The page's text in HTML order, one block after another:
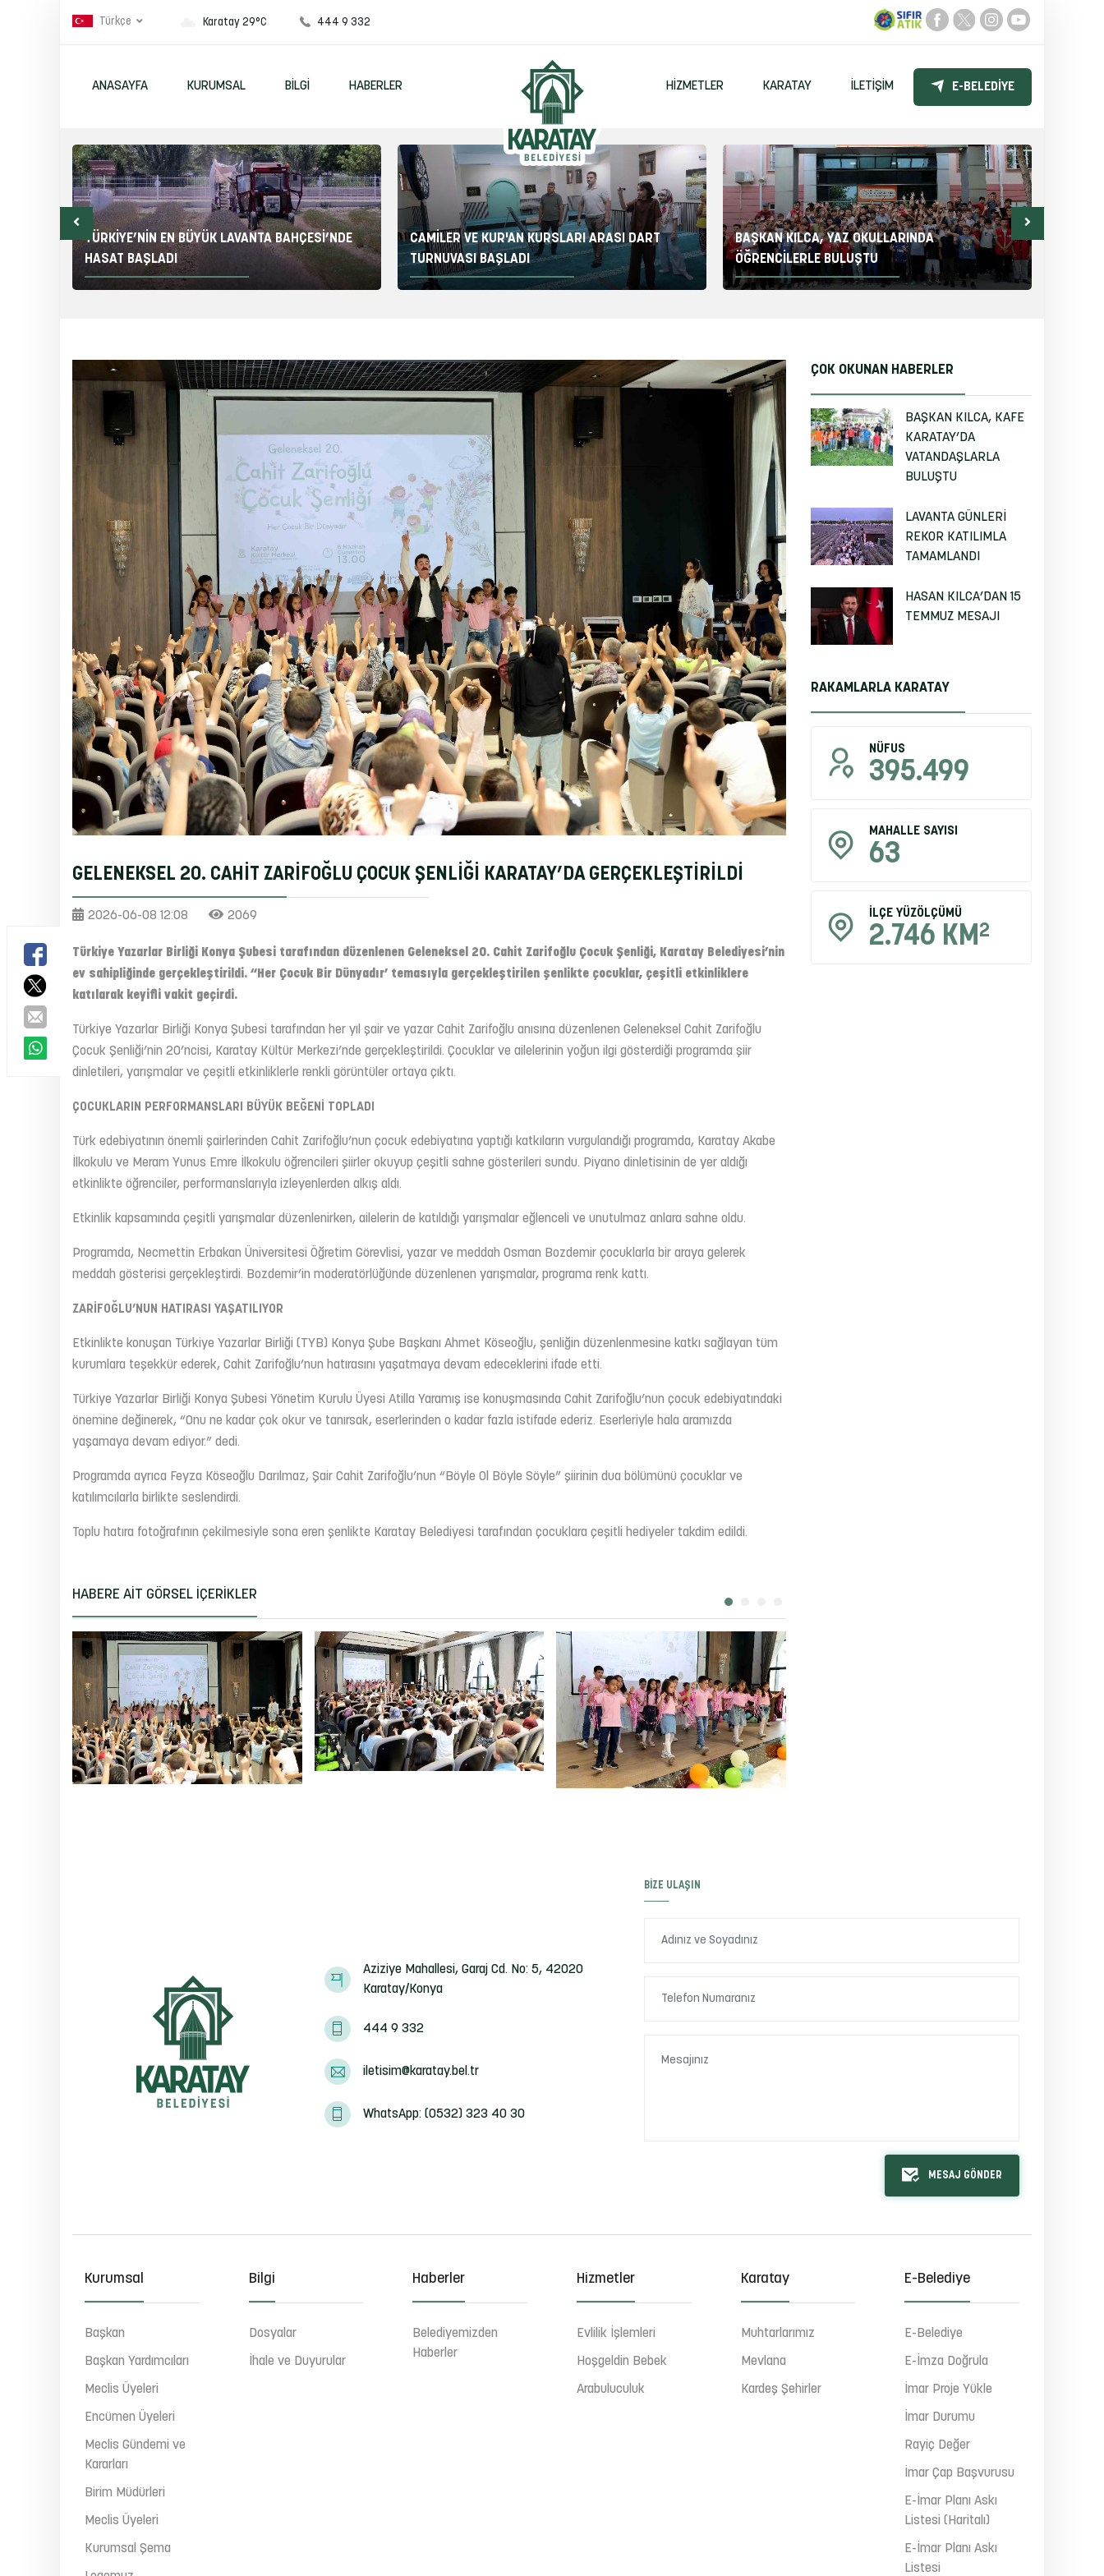
Türkçe Karatay 29°C 444 9 332
ANASAYFA KURUMSAL BILGI HABERLER HIZMETLER KARATAY İLETIŞIM E-BELEDIYE
TÜRKİYE’NİN EN BÜYÜK LAVANTA BAHÇESİ’NDE
HASAT BAŞLADI
CAMİLER VE KUR'AN KURSLARI ARASI DART
TURNUVASI BAŞLADI
BAŞKAN KILCA, YAZ OKULLARINDA
ÖĞRENCİLERLE BULUŞTU
GELENEKSEL 20. CAHİT ZARİFOĞLU ÇOCUK ŞENLİĞİ KARATAY’DA GERÇEKLEŞTİRİLDİ
2026-06-08 12:08 2069
Türkiye Yazarlar Birliği Konya Şubesi tarafından düzenlenen Geleneksel 20. Cahit Zarifoğlu Çocuk Şenliği, Karatay Belediyesi’nin
ev sahipliğinde gerçekleştirildi. “Her Çocuk Bir Dünyadır’ temasıyla gerçekleştirilen şenlikte çocuklar, çeşitli etkinliklere
katılarak keyifli vakit geçirdi.
Türkiye Yazarlar Birliği Konya Şubesi tarafından her yıl şair ve yazar Cahit Zarifoğlu anısına düzenlenen Geleneksel Cahit Zarifoğlu
Çocuk Şenliği’nin 20’ncisi, Karatay Kültür Merkezi’nde gerçekleştirildi. Çocuklar ve ailelerinin yoğun ilgi gösterdiği programda şiir
dinletileri, yarışmalar ve çeşitli etkinliklerle renkli görüntüler ortaya çıktı.
ÇOCUKLARIN PERFORMANSLARI BÜYÜK BEĞENİ TOPLADI
Türk edebiyatının önemli şairlerinden Cahit Zarifoğlu’nun çocuk edebiyatına yaptığı katkıların vurgulandığı programda, Karatay Akabe
İlkokulu ve Meram Yunus Emre İlkokulu öğrencileri şiirler okuyup çeşitli sahne gösterileri sundu. Piyano dinletisinin de yer aldığı
etkinlikte öğrenciler, performanslarıyla izleyenlerden alkış aldı.
Etkinlik kapsamında çeşitli yarışmalar düzenlenirken, ailelerin de katıldığı yarışmalar eğlenceli ve unutulmaz anlara sahne oldu.
Programda, Necmettin Erbakan Üniversitesi Öğretim Görevlisi, yazar ve meddah Osman Bozdemir çocuklarla bir araya gelerek
meddah gösterisi gerçekleştirdi. Bozdemir’in moderatörlüğünde düzenlenen yarışmalar, programa renk kattı.
ZARİFOĞLU’NUN HATIRASI YAŞATILIYOR
Etkinlikte konuşan Türkiye Yazarlar Birliği (TYB) Konya Şube Başkanı Ahmet Köseoğlu, şenliğin düzenlenmesine katkı sağlayan tüm
kurumlara teşekkür ederek, Cahit Zarifoğlu’nun hatırasını yaşatmaya devam edeceklerini ifade etti.
Türkiye Yazarlar Birliği Konya Şubesi Yönetim Kurulu Üyesi Atilla Yaramış ise konuşmasında Cahit Zarifoğlu’nun çocuk edebiyatındaki
önemine değinerek, “Onu ne kadar çok okur ve tanırsak, eserlerinden o kadar fazla istifade ederiz. Eserleriyle hala aramızda
yaşamaya devam ediyor.” dedi.
Programda ayrıca Feyza Köseoğlu Darılmaz, Şair Cahit Zarifoğlu’nun “Böyle Ol Böyle Söyle” şiirinin dua bölümünü çocuklar ve
katılımcılarla birlikte seslendirdi.
Toplu hatıra fotoğrafının çekilmesiyle sona eren şenlikte Karatay Belediyesi tarafından çocuklara çeşitli hediyeler takdim edildi.
HABERE AIT GÖRSEL İÇERIKLER
ÇOK OKUNAN HABERLER
BAŞKAN KILCA, KAFE
KARATAY’DA
VATANDAŞLARLA
BULUŞTU
LAVANTA GÜNLERİ
REKOR KATILIMLA
TAMAMLANDI
HASAN KILCA’DAN 15
TEMMUZ MESAJI
RAKAMLARLA KARATAY
NÜFUS
395.499
MAHALLE SAYISI
63
İLÇE YÜZÖLÇÜMÜ
2.746 KM2
Aziziye Mahallesi, Garaj Cd. No: 5, 42020
Karatay/Konya
444 9 332
iletisim@karatay.bel.tr
WhatsApp: (0532) 323 40 30
BIZE ULAŞIN
MESAJ GÖNDER
Kurumsal
Başkan
Başkan Yardımcıları
Meclis Üyeleri
Encümen Üyeleri
Meclis Gündemi ve
Kararları
Birim Müdürleri
Meclis Üyeleri
Kurumsal Şema
Bilgi
Dosyalar
İhale ve Duyurular
Haberler
Belediyemizden
Haberler
Hizmetler
Evlilik İşlemleri
Hoşgeldin Bebek
Arabuluculuk
Karatay
Muhtarlarımız
Mevlana
Kardeş Şehirler
E-Belediye
E-Belediye
E-İmza Doğrula
İmar Proje Yükle
İmar Durumu
Rayiç Değer
İmar Çap Başvurusu
E-İmar Planı Askı
Listesi (Haritalı)
E-İmar Planı Askı
Listesi